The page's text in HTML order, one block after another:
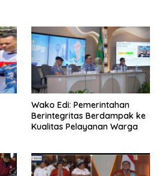
Wako Edi: Pemerintahan
Berintegritas Berdampak ke
Kualitas Pelayanan Warga